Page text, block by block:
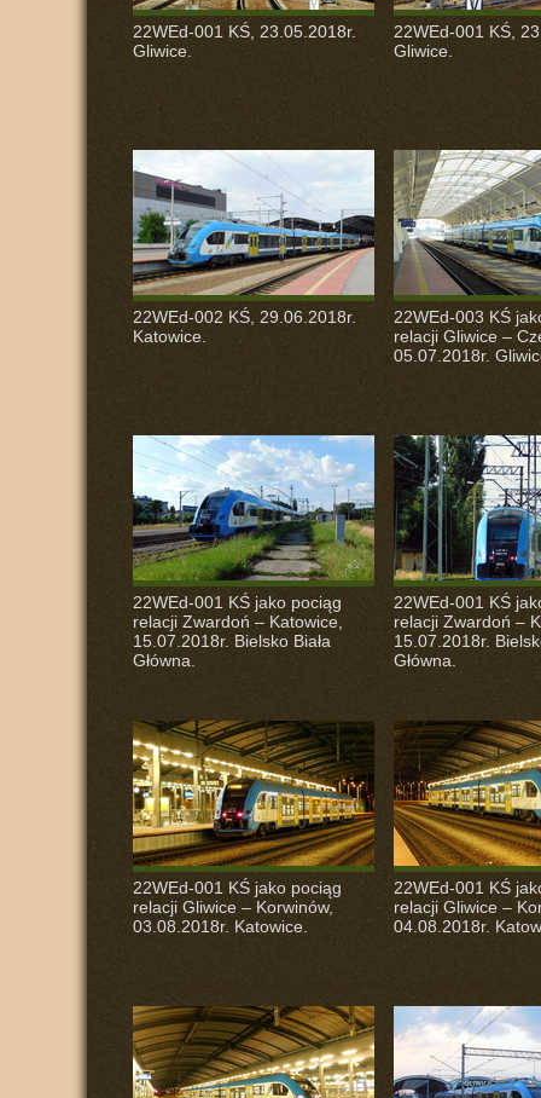
22WEd-001 KŚ, 23.05.2018r.
Gliwice.
22WEd-001 KŚ,
Gliwice.
22WEd-002 KŚ, 29.06.2018r.
Katowice.
22WEd-003 KŚ
relacji Gliwice –
05.07.2018r.
22WEd-001 KŚ jako pociąg
relacji Zwardoń – Katowice,
15.07.2018r. Bielsko Biała
Główna.
22WEd-001 KŚ
relacji Zwardoń –
15.07.2018r.
Główna.
22WEd-001 KŚ jako pociąg
relacji Gliwice – Korwinów,
03.08.2018r. Katowice.
22WEd-001 KŚ
relacji Gliwice –
04.08.2018r.